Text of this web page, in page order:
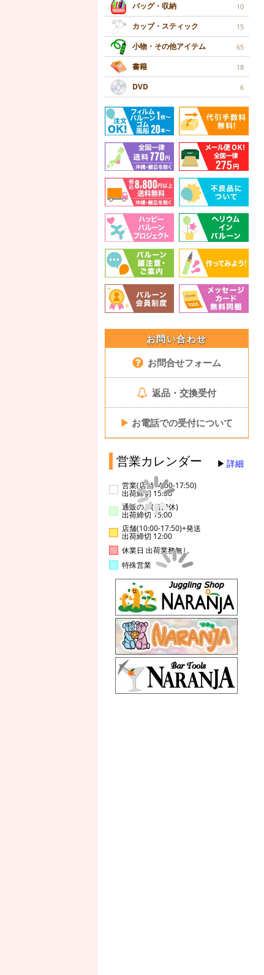
バッグ・収納 10
カップ・スティック 15
小物・その他アイテム 65
書籍 18
DVD 6
お問い合わせ
お問合せフォーム
返品・交換受付
▶ お電話での受付について
営業カレンダー 詳細
営業(店舗14:00-17:50)
出荷締切 15:00
通販のみ(店舗休)
出荷締切 15:00
店舗(10:00-17:50)+発送
出荷締切 12:00
休業日 出荷業務無し
特殊営業